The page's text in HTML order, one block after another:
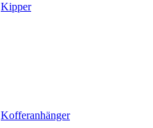
Kipper
Kofferanhänger